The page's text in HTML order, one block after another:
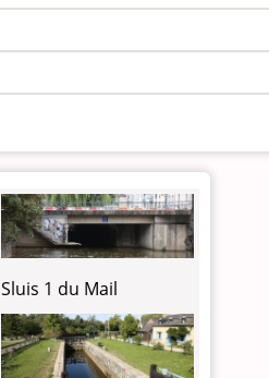
Sluis 1 du Mail